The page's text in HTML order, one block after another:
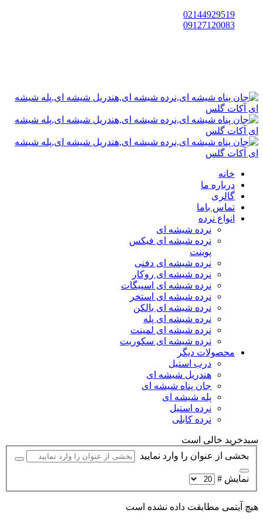
02144929519
09127120083
خانه
درباره ما
گالری
تماس باما
انواع نرده
نرده شیشه ای
نرده شیشه ای فیکس
پوینت
نرده شیشه ای دفنی
نرده شیشه ای روکار
نرده شیشه ای اسپیگات
نرده شیشه ای استخر
نرده شیشه ای بالکن
نرده شیشه ای پله
نرده شیشه ای لمینت
نرده شیشه ای سکوریت
محصولات دیگر
درب استیل
هندریل شیشه ای
جان پناه شیشه ای
پله شیشه ای
نرده استیل
نرده کابلی
سبدخرید خالی است
بخشی از عنوان را وارد نمایید
نمایش #
هیچ آیتمی مطابقت داده نشده است